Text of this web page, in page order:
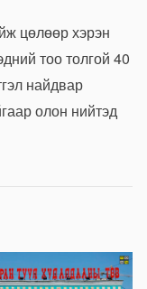
цөлөөр хэрэн
тоо толгой 40
найдвар
олон нийтэд